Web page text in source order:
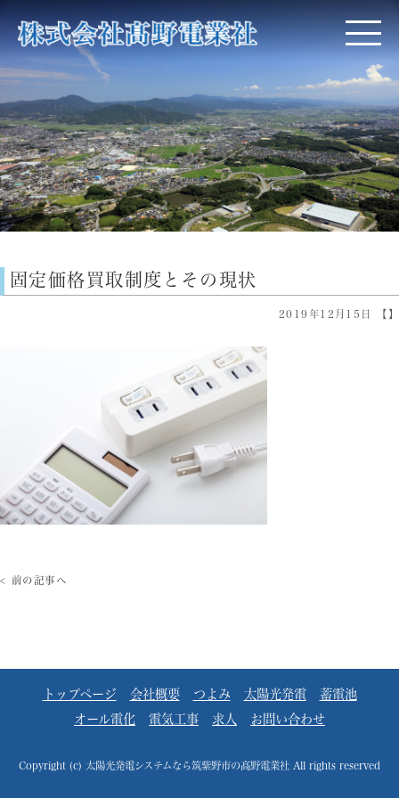
固定価格買取制度とその現状
2019年12月15日 【】
< 前の記事へ
トップページ 会社概要 つよみ 太陽光発電
蓄電池
オール電化
電気工事 求人 お問い合わせ
Copyright (c) 太陽光発電システムなら筑紫野市の髙野電業社 All rights reserved